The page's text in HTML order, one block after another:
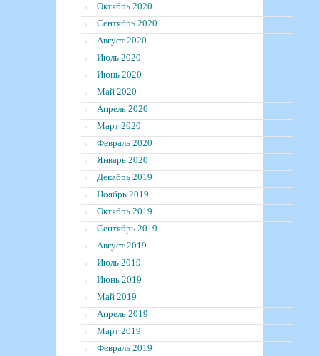
Октябрь 2020
Сентябрь 2020
Август 2020
Июль 2020
Июнь 2020
Май 2020
Апрель 2020
Март 2020
Февраль 2020
Январь 2020
Декабрь 2019
Ноябрь 2019
Октябрь 2019
Сентябрь 2019
Август 2019
Июль 2019
Июнь 2019
Май 2019
Апрель 2019
Март 2019
Февраль 2019